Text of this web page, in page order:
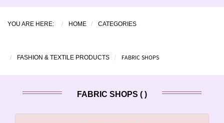
YOU ARE HERE: HOME CATEGORIES
FASHION & TEXTILE PRODUCTS FABRIC SHOPS
FABRIC SHOPS ( )